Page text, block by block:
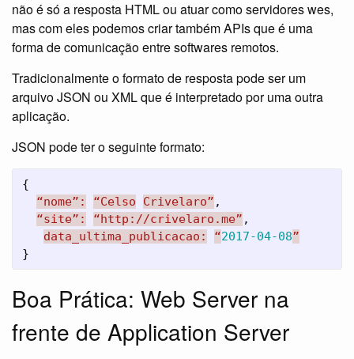
não é só a resposta HTML ou atuar como servidores wes,
mas com eles podemos criar também APIs que é uma
forma de comunicação entre softwares remotos.
Tradicionalmente o formato de resposta pode ser um
arquivo JSON ou XML que é interpretado por uma outra
aplicação.
JSON pode ter o seguinte formato:
{
“nome”:
“Celso Crivelaro” ,
“site”:
“http://crivelaro.me” ,
data_ultima_publicacao:
“2017-04-08”
}
Boa Prática: Web Server na
frente de Application Server